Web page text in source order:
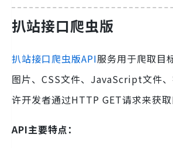
扒站接口爬虫版
扒站接口爬虫版API服务用于爬取目
图片、CSS文件、JavaScript文件
许开发者通过HTTP GET请求来获取
API主要特点：